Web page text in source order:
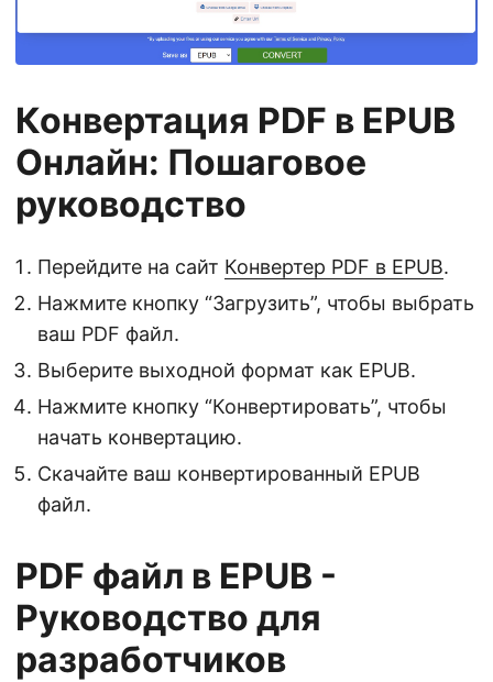
Конвертация PDF в EPUB
Онлайн: Пошаговое
руководство
Перейдите на сайт Конвертер PDF в EPUB.
Нажмите кнопку “Загрузить”, чтобы выбрать
ваш PDF файл.
Выберите выходной формат как EPUB.
Нажмите кнопку “Конвертировать”, чтобы
начать конвертацию.
Скачайте ваш конвертированный EPUB
файл.
PDF файл в EPUB -
Руководство для
разработчиков